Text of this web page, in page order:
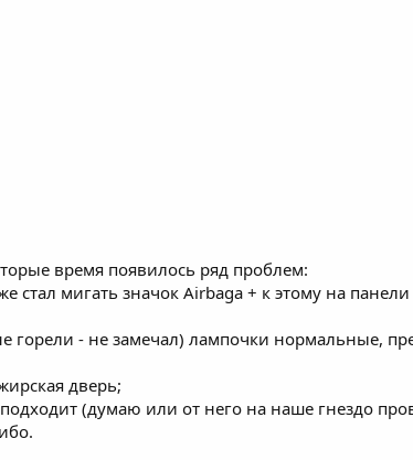
время появилось ряд проблем:
стал мигать значок Airbaga + к этому на
- не замечал) лампочки нормальные,
дверь;
(думаю или от него на наше гнездо